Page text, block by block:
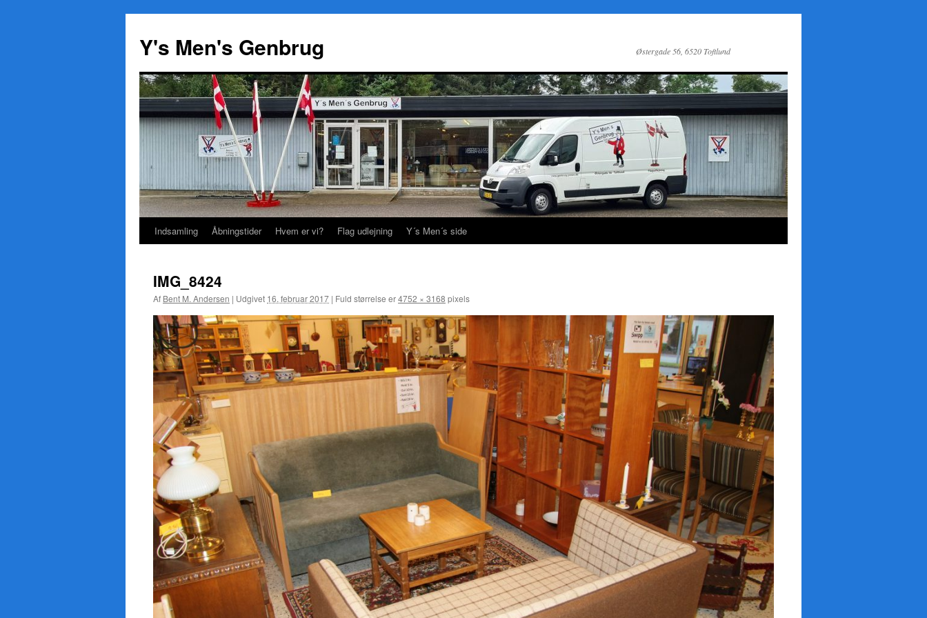
Y's Men's Genbrug Østergade 56, 6520 Toftlund
Hop
indhold
Indsamling Åbningstider Hvem er vi? Flag udlejning Y´s Men´s side
IMG_8424
Af Bent M. Andersen | Udgivet 16. februar 2017 | Fuld størrelse er4752 × 3168 pixels